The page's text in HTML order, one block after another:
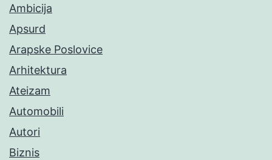
Ambicija
Apsurd
Arapske Poslovice
Arhitektura
Ateizam
Automobili
Autori
Biznis